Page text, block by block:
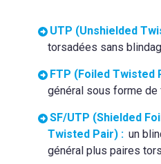
UTP (Unshielded
torsadées sans
FTP (Foiled Twisted
général sous forme
SF/UTP (Shielded
Twisted Pair) : un
général plus paires